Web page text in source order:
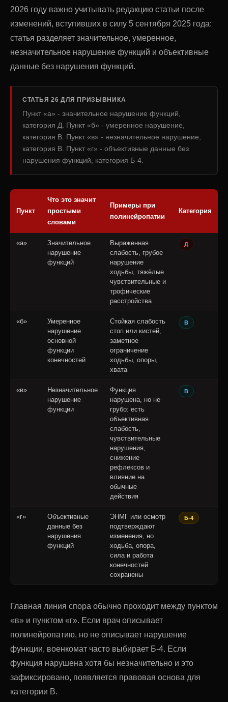
2026 году важно учитывать редакцию статьи после
изменений, вступивших в силу 5 сентября 2025 года:
статья разделяет значительное, умеренное,
незначительное нарушение функций и объективные
данные без нарушения функций.
СТАТЬЯ 26 ДЛЯ ПРИЗЫВНИКА
Пункт «а» - значительное нарушение функций,
категория Д. Пункт «б» - умеренное нарушение,
категория В. Пункт «в» - незначительное нарушение,
категория В. Пункт «г» - объективные данные без
нарушения функций, категория Б-4.
Пункт
Что это значит
простыми
словами
Примеры при
полинейропатии
Категория
«а»
Значительное
нарушение
функций
Выраженная
слабость, грубое
нарушение
ходьбы, тяжёлые
чувствительные и
трофические
расстройства
Д
«б»
Умеренное
нарушение
основной
функции
конечностей
Стойкая слабость
стоп или кистей,
заметное
ограничение
ходьбы, опоры,
хвата
В
«в»
Незначительное
нарушение
функции
Функция
нарушена, но не
грубо: есть
объективная
слабость,
чувствительные
нарушения,
снижение
рефлексов и
влияние на
обычные
действия
В
«г»
Объективные
данные без
нарушения
функций
ЭНМГ или осмотр
подтверждают
изменения, но
ходьба, опора,
сила и работа
конечностей
сохранены
Б-4
Главная линия спора обычно проходит между пунктом
«в» и пунктом «г». Если врач описывает
полинейропатию, но не описывает нарушение
функции, военкомат часто выбирает Б-4. Если
функция нарушена хотя бы незначительно и это
зафиксировано, появляется правовая основа для
категории В.